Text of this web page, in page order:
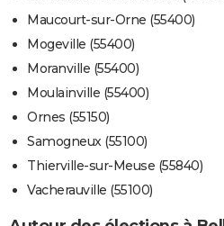
Maucourt-sur-Orne (55400)
Mogeville (55400)
Moranville (55400)
Moulainville (55400)
Ornes (55150)
Samogneux (55100)
Thierville-sur-Meuse (55840)
Vacherauville (55100)